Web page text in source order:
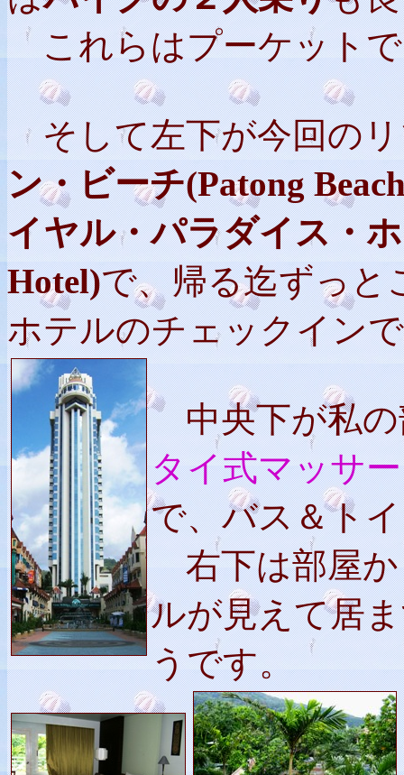
これらはプーケット
そして左下が今回のリ
ン・ビーチ(Patong
イヤル・パラダイス・
Hotel)で、帰る迄ずっと
ホテルのチェックイン
中央下が私の
タイ式マッサ
で、バス＆ト
右下は部屋か
ルが見えて居
うです。